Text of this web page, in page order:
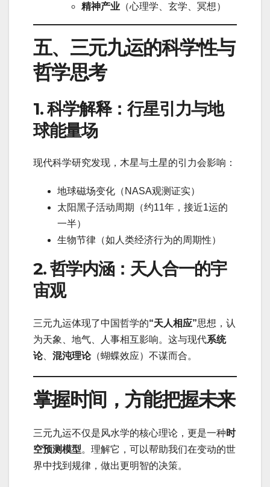
精神产业 （心理学、玄学、冥想）
五、三元九运的科学性与
哲学思考
1. 科学解释：行星引力与地
球能量场
现代科学研究发现，木星与土星的引力会影响：
地球磁场变化（NASA观测证实）
太阳黑子活动周期（约11年，接近1运的
一半）
生物节律（如人类经济行为的周期性）
2. 哲学内涵：天人合一的宇
宙观
三元九运体现了中国哲学的“天人相应”思想，认
为天象、地气、人事相互影响。这与现代系统
论、 混沌理论（蝴蝶效应）不谋而合。
掌握时间，方能把握未来
三元九运不仅是风水学的核心理论，更是一种 时
空预测模型。理解它，可以帮助我们在变动的世
界中找到规律，做出更明智的决策。